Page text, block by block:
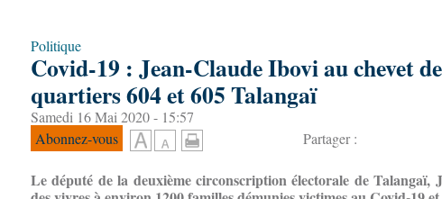
Politique
Covid-19 : Jean-Claude Ibovi au chevet
quartiers 604 et 605 Talangaï
Samedi 16 Mai 2020 - 15:57
Abonnez-vous
Partager :
Le député de la deuxième circonscription électorale de